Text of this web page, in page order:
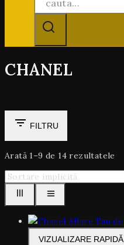
CHANEL
FILTRU
Arată 1–9 de 14 rezultatele
VIZUALIZARE RAPIDĂ